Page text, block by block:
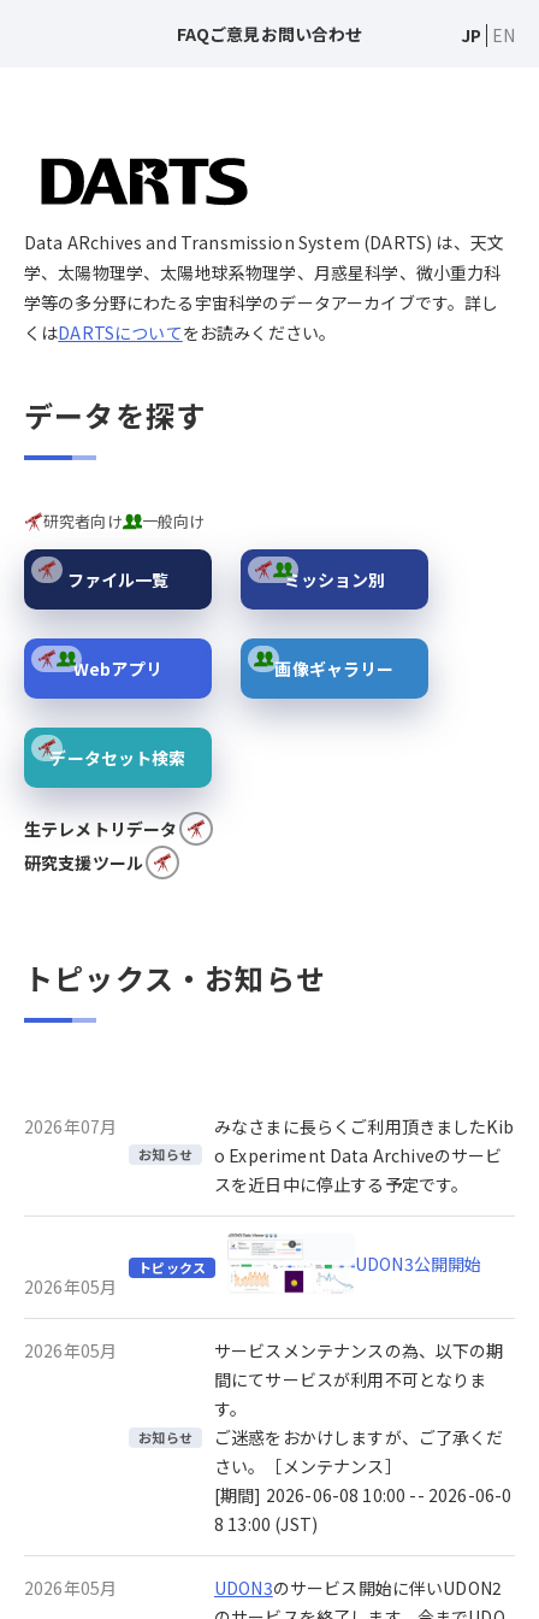
FAQご意見お問い合わせ JP EN
Data ARchives and Transmission System (DARTS) は、天文
学、太陽物理学、太陽地球系物理学、月惑星科学、微小重力科
学等の多分野にわたる宇宙科学のデータアーカイブです。詳し
くはDARTSについてをお読みください。
データを探す
研究者向け 一般向け
ファイル一覧 ミッション別
Webアプリ 画像ギャラリー
データセット検索
生テレメトリデータ
研究支援ツール
トピックス・お知らせ
2026年07月
お知らせ
みなさまに長らくご利用頂きましたKib
o Experiment Data Archiveのサービ
スを近日中に停止する予定です。
2026年05月
トピックス UDON3公開開始
2026年05月
お知らせ
サービスメンテナンスの為、以下の期
間にてサービスが利用不可となりま
す。
ご迷惑をおかけしますが、ご了承くだ
さい。［メンテナンス］
[期間] 2026-06-08 10:00 -- 2026-06-0
8 13:00 (JST)
2026年05月 UDON3のサービス開始に伴いUDON2